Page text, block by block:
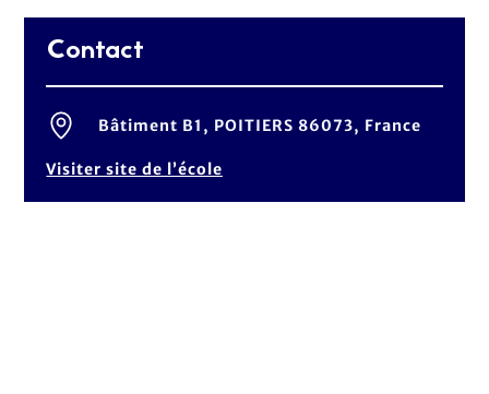
Contact
Bâtiment B1, POITIERS 86073, France
Visiter site de l’école